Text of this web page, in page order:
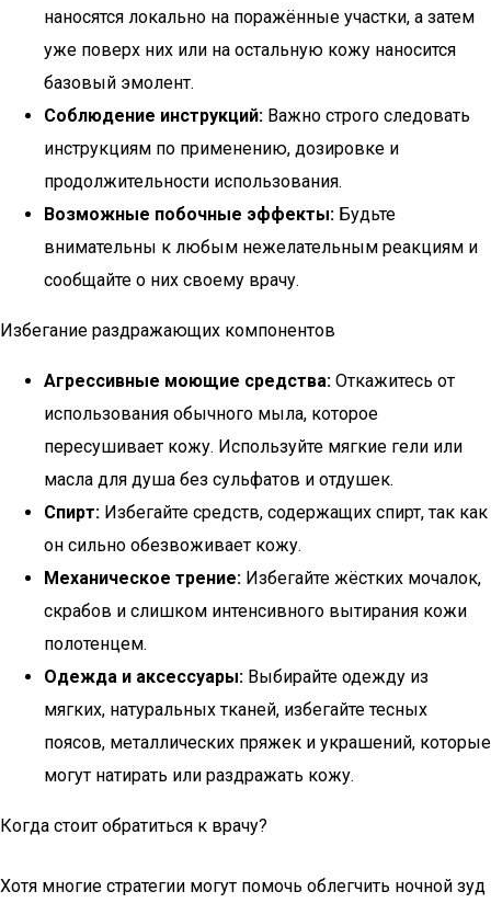
наносятся локально на поражённые участки, а затем
уже поверх них или на остальную кожу наносится
базовый эмолент.
Соблюдение инструкций: Важно строго следовать
инструкциям по применению, дозировке и
продолжительности использования.
Возможные побочные эффекты: Будьте
внимательны к любым нежелательным реакциям и
сообщайте о них своему врачу.
Избегание раздражающих компонентов
Агрессивные моющие средства: Откажитесь от
использования обычного мыла, которое
пересушивает кожу. Используйте мягкие гели или
масла для душа без сульфатов и отдушек.
Спирт: Избегайте средств, содержащих спирт, так как
он сильно обезвоживает кожу.
Механическое трение: Избегайте жёстких мочалок,
скрабов и слишком интенсивного вытирания кожи
полотенцем.
Одежда и аксессуары: Выбирайте одежду из
мягких, натуральных тканей, избегайте тесных
поясов, металлических пряжек и украшений, которые
могут натирать или раздражать кожу.
Когда стоит обратиться к врачу?
Хотя многие стратегии могут помочь облегчить ночной зуд